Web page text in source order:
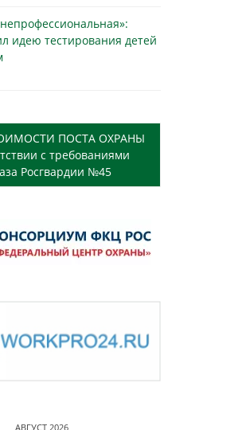
идею тестирования детей
ПОСТА ОХРАНЫ
с требованиями
Росгвардии №45
АВГУСТ 2026